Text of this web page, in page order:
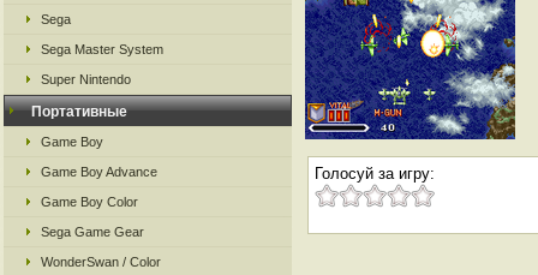
Sega
Sega Master System
Super Nintendo
Портативные
Game Boy
Game Boy Advance
Game Boy Color
Sega Game Gear
WonderSwan / Color
Голосуй за игру: